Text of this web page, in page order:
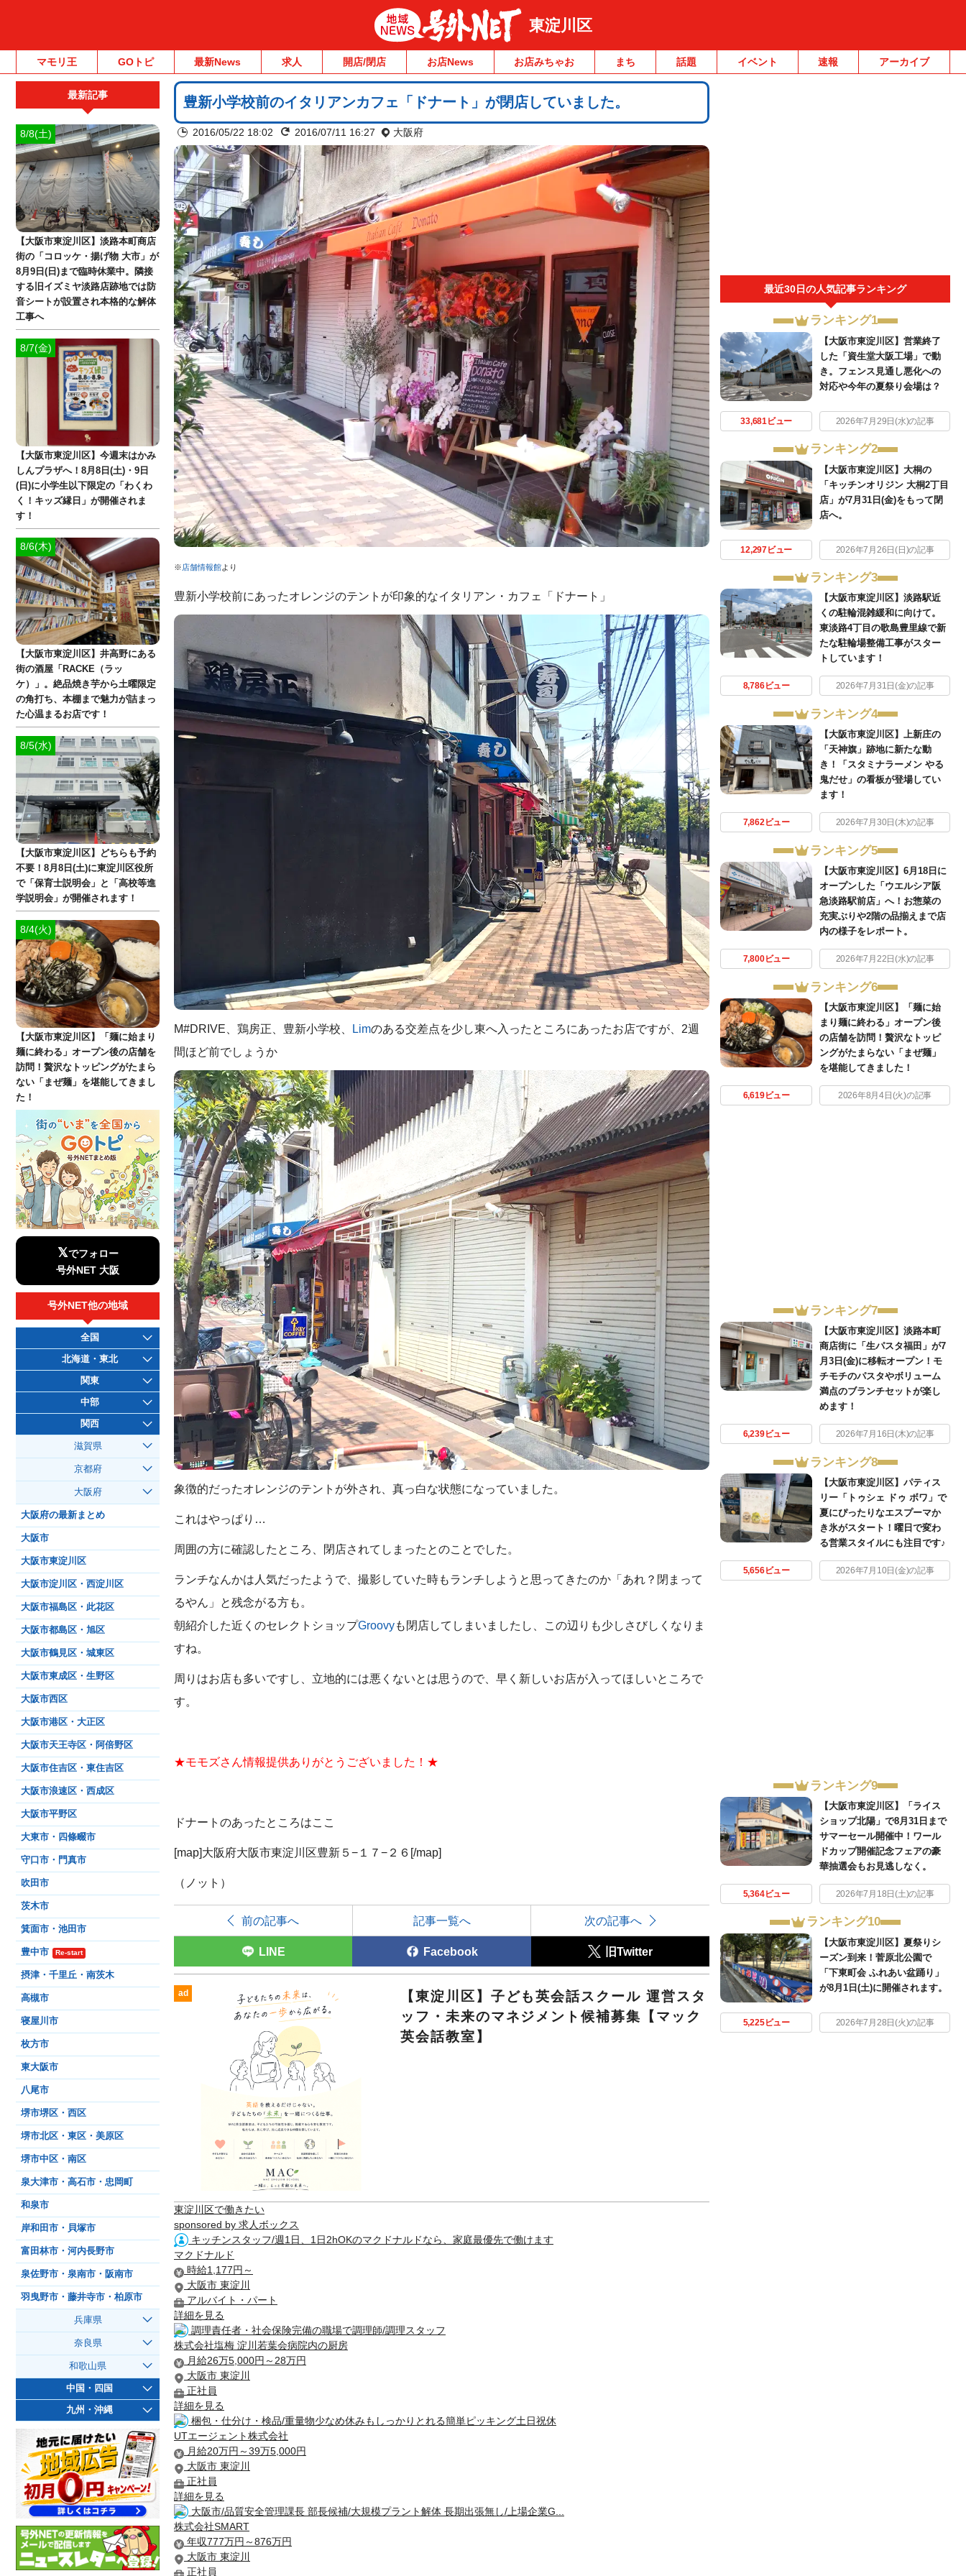
東淀川区
マモリ王 GOトピ 最新News 求人 開店/閉店 お店News お店みちゃお まち 話題 イベント 速報 アーカイブ
豊新小学校前のイタリアンカフェ「ドナート」が閉店していました。
2016/05/22 18:02 2016/07/11 16:27 大阪府
※店舗情報館より
豊新小学校前にあったオレンジのテントが印象的なイタリアン・カフェ「ドナート」
M#DRIVE、鶏房正、豊新小学校、 Limのある交差点を少し東へ入ったところにあったお店ですが、2週
間ほど前でしょうか
象徴的だったオレンジのテントが外され、真っ白な状態になっていました。
これはやっぱり…
周囲の方に確認したところ、閉店されてしまったとのことでした。
ランチなんかは人気だったようで、撮影していた時もランチしようと思ってきたのか「あれ？閉まって
るやん」と残念がる方も。
朝紹介した近くのセレクトショップGroovyも閉店してしまいましたし、この辺りも少しさびしくなりま
すね。
周りはお店も多いですし、立地的には悪くないとは思うので、早く新しいお店が入ってほしいところで
す。
★モモズさん情報提供ありがとうございました！★
ドナートのあったところはここ
[map]大阪府大阪市東淀川区豊新５−１７−２６ [/map]
（ノット）
前の記事へ 記事一覧へ 次の記事へ
LINE Facebook 旧Twitter
ad
【東淀川区】子ども英会話スクール 運営スタ
ッフ・未来のマネジメント候補募集【マック
英会話教室】
東淀川区で働きたい
sponsored by 求人ボックス
キッチンスタッフ/週1日、1日2hOKのマクドナルドなら、家庭最優先で働けます
マクドナルド
時給1,177円～
大阪市 東淀川
アルバイト・パート
詳細を見る
調理責任者・社会保険完備の職場で調理師/調理スタッフ
株式会社塩梅 淀川若葉会病院内の厨房
月給26万5,000円～28万円
大阪市 東淀川
正社員
詳細を見る
梱包・仕分け・検品/重量物少なめ休みもしっかりとれる簡単ピッキング土日祝休
UTエージェント株式会社
月給20万円～39万5,000円
大阪市 東淀川
正社員
詳細を見る
大阪市/品質安全管理課長 部長候補/大規模プラント解体 長期出張無し/上場企業G...
株式会社SMART
年収777万円～876万円
大阪市 東淀川
正社員
最近30日の人気記事ランキング
ランキング1
【大阪市東淀川区】営業終了
した「資生堂大阪工場」で動
き。フェンス見通し悪化への
対応や今年の夏祭り会場は？
33,681ビュー 2026年7月29日(水)の記事
ランキング2
【大阪市東淀川区】大桐の
「キッチンオリジン 大桐2丁目
店」が7月31日(金)をもって閉
店へ。
12,297ビュー 2026年7月26日(日)の記事
ランキング3
【大阪市東淀川区】淡路駅近
くの駐輪混雑緩和に向けて。
東淡路4丁目の歌島豊里線で新
たな駐輪場整備工事がスター
トしています！
8,786ビュー 2026年7月31日(金)の記事
ランキング4
【大阪市東淀川区】上新庄の
「天神旗」跡地に新たな動
き！「スタミナラーメン やる
鬼だせ」の看板が登場してい
ます！
7,862ビュー 2026年7月30日(木)の記事
ランキング5
【大阪市東淀川区】6月18日に
オープンした「ウエルシア阪
急淡路駅前店」へ！お惣菜の
充実ぶりや2階の品揃えまで店
内の様子をレポート。
7,800ビュー 2026年7月22日(水)の記事
ランキング6
【大阪市東淀川区】「麺に始
まり麺に終わる」オープン後
の店舗を訪問！贅沢なトッピ
ングがたまらない「まぜ麺」
を堪能してきました！
6,619ビュー 2026年8月4日(火)の記事
ランキング7
【大阪市東淀川区】淡路本町
商店街に「生パスタ福田」が7
月3日(金)に移転オープン！モ
チモチのパスタやボリューム
満点のブランチセットが楽し
めます！
6,239ビュー 2026年7月16日(木)の記事
ランキング8
【大阪市東淀川区】パティス
リー「トゥシェ ドゥ ボワ」で
夏にぴったりなエスプーマか
き氷がスタート！曜日で変わ
る営業スタイルにも注目です♪
5,656ビュー 2026年7月10日(金)の記事
ランキング9
【大阪市東淀川区】「ライス
ショップ北陽」で8月31日まで
サマーセール開催中！ワール
ドカップ開催記念フェアの豪
華抽選会もお見逃しなく。
5,364ビュー 2026年7月18日(土)の記事
ランキング10
【大阪市東淀川区】夏祭りシ
ーズン到来！菅原北公園で
「下東町会 ふれあい盆踊り」
が8月1日(土)に開催されます。
5,225ビュー 2026年7月28日(火)の記事
最新記事
8/8(土)
【大阪市東淀川区】淡路本町商店
街の「コロッケ・揚げ物 大市」が
8月9日(日)まで臨時休業中。隣接
する旧イズミヤ淡路店跡地では防
音シートが設置され本格的な解体
工事へ
8/7(金)
【大阪市東淀川区】今週末はかみ
しんプラザへ！8月8日(土)・9日
(日)に小学生以下限定の「わくわ
く！キッズ縁日」が開催されま
す！
8/6(木)
【大阪市東淀川区】井高野にある
街の酒屋「RACKE（ラッ
ケ）」。絶品焼き芋から土曜限定
の角打ち、本棚まで魅力が詰まっ
た心温まるお店です！
8/5(水)
【大阪市東淀川区】どちらも予約
不要！8月8日(土)に東淀川区役所
で「保育士説明会」と「高校等進
学説明会」が開催されます！
8/4(火)
【大阪市東淀川区】「麺に始まり
麺に終わる」オープン後の店舗を
訪問！贅沢なトッピングがたまら
ない「まぜ麺」を堪能してきまし
た！
𝕏でフォロー
号外NET 大阪
号外NET他の地域
全国
北海道・東北
関東
中部
関西
滋賀県
京都府
大阪府
大阪府の最新まとめ
大阪市
大阪市東淀川区
大阪市淀川区・西淀川区
大阪市福島区・此花区
大阪市都島区・旭区
大阪市鶴見区・城東区
大阪市東成区・生野区
大阪市西区
大阪市港区・大正区
大阪市天王寺区・阿倍野区
大阪市住吉区・東住吉区
大阪市浪速区・西成区
大阪市平野区
大東市・四條畷市
守口市・門真市
吹田市
茨木市
箕面市・池田市
豊中市 Re-start
摂津・千里丘・南茨木
高槻市
寝屋川市
枚方市
東大阪市
八尾市
堺市堺区・西区
堺市北区・東区・美原区
堺市中区・南区
泉大津市・高石市・忠岡町
和泉市
岸和田市・貝塚市
富田林市・河内長野市
泉佐野市・泉南市・阪南市
羽曳野市・藤井寺市・柏原市
兵庫県
奈良県
和歌山県
中国・四国
九州・沖縄